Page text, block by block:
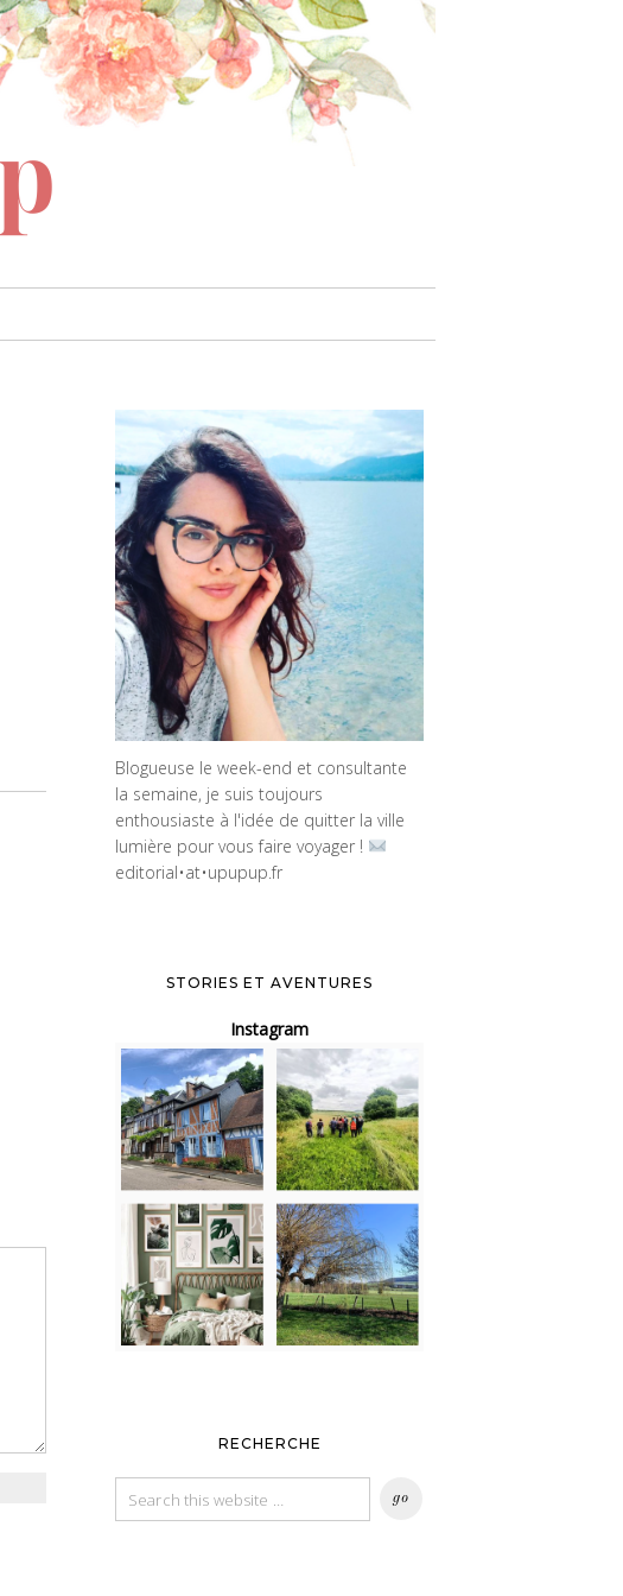
Blogueuse le week-end et consultante
la semaine, je suis toujours
enthousiaste à l'idée de quitter la ville
lumière pour vous faire voyager !
editorial•at•upupup.fr
STORIES ET AVENTURES
Instagram
RECHERCHE